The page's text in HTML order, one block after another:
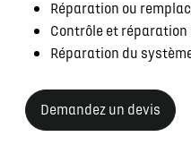
Réparation ou
Contrôle et
Réparation du
Demandez un devis